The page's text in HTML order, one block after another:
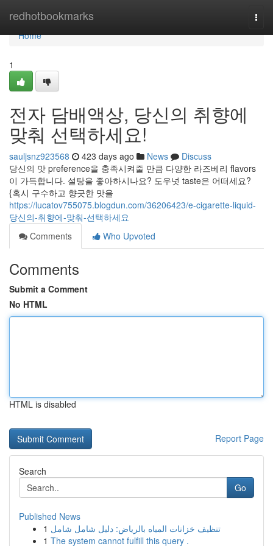
redhotbookmarks
Home
Home
1
전자 담배액상, 당신의 취향에
맞춰 선택하세요!
sauljsnz923568 423 days ago News
Discuss
당신의 맛 preference을 충족시켜줄 만큼 다양한 라즈베리 flavors
이 가득합니다. 설탕을 좋아하시나요? 도우넛 taste은 어떠세요?
{혹시 구수하고 향긋한 맛을
https://lucatov755075.blogdun.com/36206423/e-cigarette-liquid-
당신의-취향에-맞춰-선택하세요
Comments
Who Upvoted
Comments
Submit a Comment
No HTML
HTML is disabled
Report Page
Search
Go
Published News
1 تنظيف خزانات المياه بالرياض: دليل شامل شامل
1 The system cannot fulfill this query .